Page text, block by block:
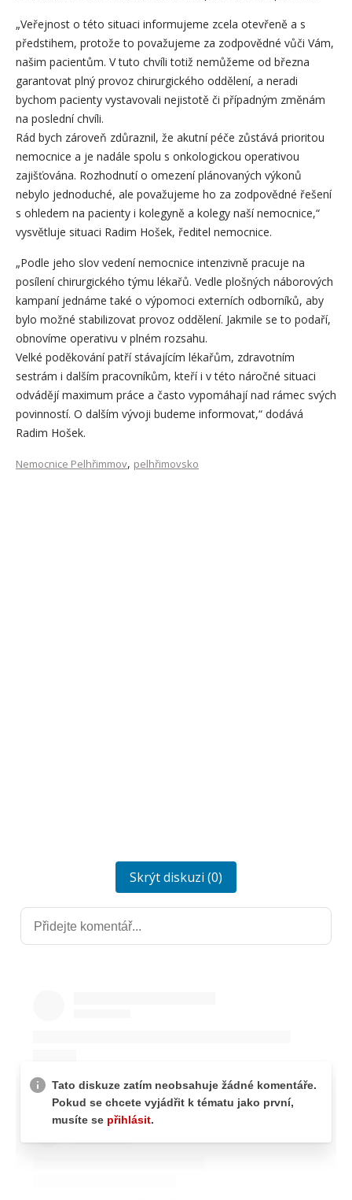
„Veřejnost o této situaci informujeme zcela otevřeně a s
předstihem, protože to považujeme za zodpovědné vůči Vám,
našim pacientům. V tuto chvíli totiž nemůžeme od března
garantovat plný provoz chirurgického oddělení, a neradi
bychom pacienty vystavovali nejistotě či případným změnám
na poslední chvíli.
Rád bych zároveň zdůraznil, že akutní péče zůstává prioritou
nemocnice a je nadále spolu s onkologickou operativou
zajišťována. Rozhodnutí o omezení plánovaných výkonů
nebylo jednoduché, ale považujeme ho za zodpovědné řešení
s ohledem na pacienty i kolegyně a kolegy naší nemocnice,“
vysvětluje situaci Radim Hošek, ředitel nemocnice.
„Podle jeho slov vedení nemocnice intenzivně pracuje na
posílení chirurgického týmu lékařů. Vedle plošných náborových
kampaní jednáme také o výpomoci externích odborníků, aby
bylo možné stabilizovat provoz oddělení. Jakmile se to podaří,
obnovíme operativu v plném rozsahu.
Velké poděkování patří stávajícím lékařům, zdravotním
sestrám i dalším pracovníkům, kteří i v této náročné situaci
odvádějí maximum práce a často vypomáhají nad rámec svých
povinností. O dalším vývoji budeme informovat,“ dodává
Radim Hošek.
Nemocnice Pelhřimmov, pelhřimovsko
Skrýt diskuzi (0)